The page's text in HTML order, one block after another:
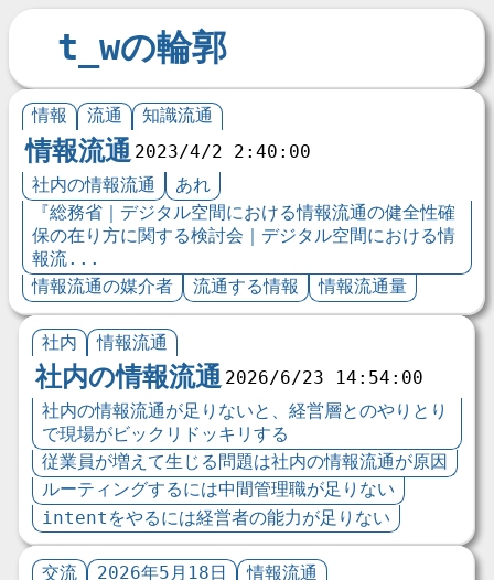
t_wの輪郭
情報 流通 知識流通
情報流通 2023/4/2 2:40:00
社内の情報流通
あれ
『総務省｜デジタル空間における情報流通の健全性確
保の在り方に関する検討会｜デジタル空間における情
報流...
情報流通の媒介者
流通する情報 情報流通量
社内 情報流通
社内の情報流通 2026/6/23 14:54:00
社内の情報流通が足りないと、経営層とのやりとり
で現場がビックリドッキリする
従業員が増えて生じる問題は社内の情報流通が原因
ルーティングするには中間管理職が足りない
intentをやるには経営者の能力が足りない
交流 2026年5月18日
情報流通